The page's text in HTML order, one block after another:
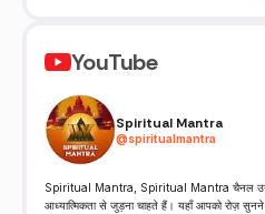
YouTube
Spiritual Mantra
@spiritualmantra
Spiritual Mantra, Spiritual Mantra चैनल उन
आध्यात्मिकता से जुड़ना चाहते हैं। यहाँ आपको रोज़